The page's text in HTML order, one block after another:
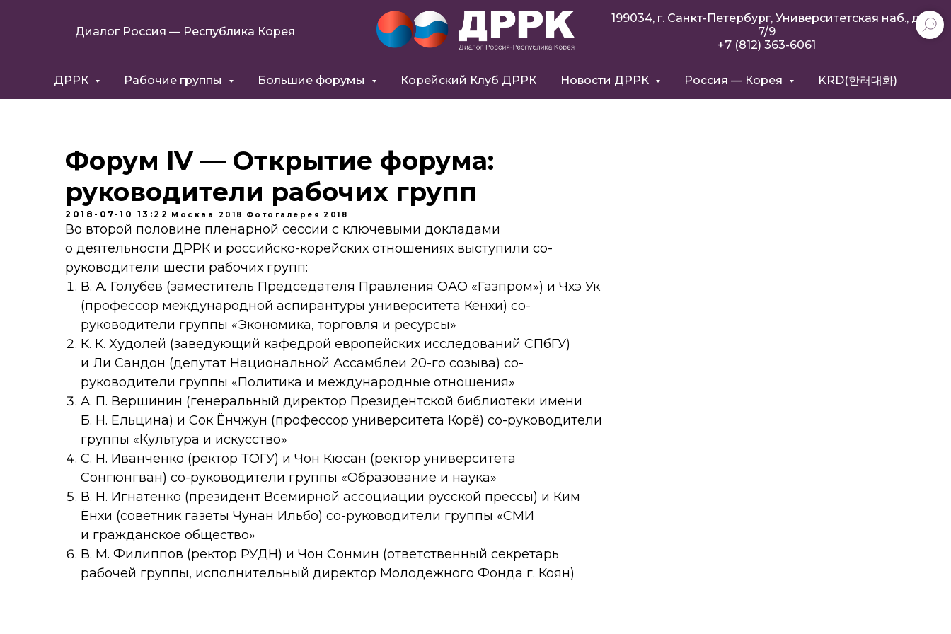
Диалог Россия — Республика Корея
199034, г. Санкт-Петербург, Университетская наб., д.
7/9
+7 (812) 363-6061
ДРРК Рабочие группы Большие форумы Корейский Клуб ДРРК Новости ДРРК Россия — Корея KRD(한러대화)
Форум IV — Открытие форума:
руководители рабочих групп
2018-07-10 13:22 Москва 2018 Фотогалерея 2018
Во второй половине пленарной сессии с ключевыми докладами
о деятельности ДРРК и российско-корейских отношениях выступили со-
руководители шести рабочих групп:
В. А. Голубев (заместитель Председателя Правления ОАО «Газпром») и Чхэ Ук
(профессор международной аспирантуры университета Кёнхи) со-
руководители группы «Экономика, торговля и ресурсы»
К. К. Худолей (заведующий кафедрой европейских исследований СПбГУ)
и Ли Сандон (депутат Национальной Ассамблеи 20-го созыва) со-
руководители группы «Политика и международные отношения»
А. П. Вершинин (генеральный директор Президентской библиотеки имени
Б. Н. Ельцина) и Сок Ёнчжун (профессор университета Корё) со-руководители
группы «Культура и искусство»
С. Н. Иванченко (ректор ТОГУ) и Чон Кюсан (ректор университета
Сонгюнгван) со-руководители группы «Образование и наука»
В. Н. Игнатенко (президент Всемирной ассоциации русской прессы) и Ким
Ёнхи (советник газеты Чунан Ильбо) со-руководители группы «СМИ
и гражданское общество»
В. М. Филиппов (ректор РУДН) и Чон Сонмин (ответственный секретарь
рабочей группы, исполнительный директор Молодежного Фонда г. Коян)